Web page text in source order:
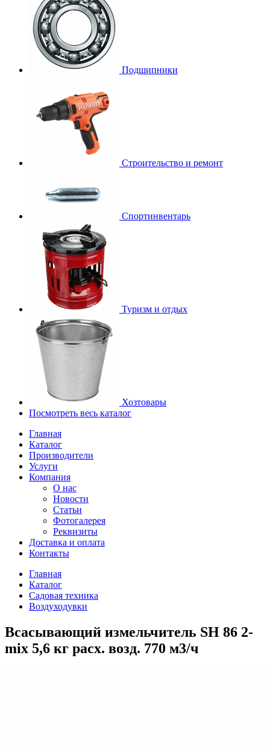
Подшипники
Строительство и ремонт
Спортинвентарь
Туризм и отдых
Хозтовары
Посмотреть весь каталог
Главная
Каталог
Производители
Услуги
Компания
О нас
Новости
Статьи
Фотогалерея
Реквизиты
Доставка и оплата
Контакты
Главная
Каталог
Садовая техника
Воздуходувки
Всасывающий измельчитель SH 86 2-
mix 5,6 кг расх. возд. 770 м3/ч